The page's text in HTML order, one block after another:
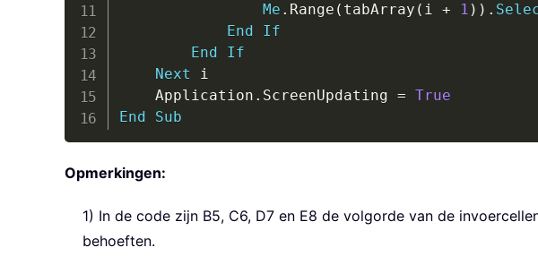
Me . Range ( tabArray ( i + 1 ) ) .
End
If
End
If
Next i
    Application
. ScreenUpdating = True
End
Sub
Opmerkingen:
1) In de code zijn B5, C6, D7 en E8 de volgorde van de
behoeften.